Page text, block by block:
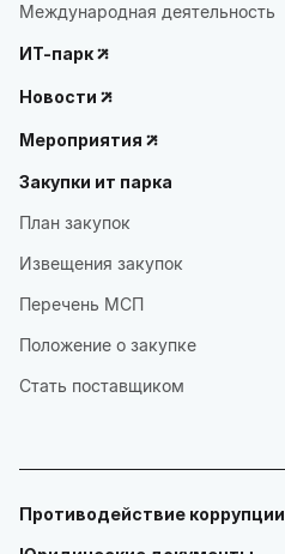
Международная деятельность
ИТ-парк
Новости
Мероприятия
Закупки ит парка
План закупок
Извещения закупок
Перечень МСП
Положение о закупке
Стать поставщиком
Противодействие коррупции